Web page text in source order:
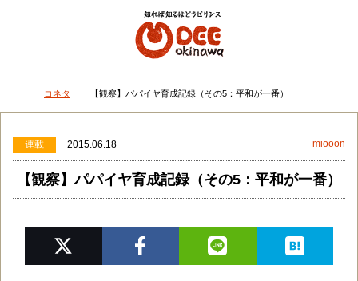
DEEokinawaトップ
コネタ 【観察】パパイヤ育成記録（その5：平和が一番）
連載 2015.06.18 miooon
【観察】パパイヤ育成記録（その5：平和が一番）